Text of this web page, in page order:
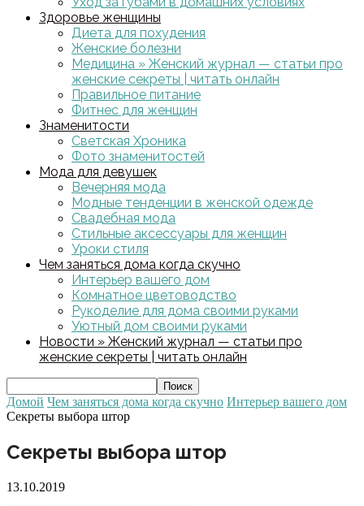
Здоровье женщины
Диета для похудения
Женские болезни
Медицина » Женский журнал — статьи про
женские секреты | читать онлайн
Правильное питание
Фитнес для женщин
Знаменитости
Светская Хроника
Фото знаменитостей
Мода для девушек
Вечерняя мода
Модные тенденции в женской одежде
Свадебная мода
Стильные аксессуары для женщин
Уроки стиля
Чем заняться дома когда скучно
Интерьер вашего дом
Комнатное цветоводство
Рукоделие для дома своими руками
Уютный дом своими руками
Новости » Женский журнал — статьи про
женские секреты | читать онлайн
Домой Чем заняться дома когда скучно Интерьер вашего дом
Секреты выбора штор
Секреты выбора штор
13.10.2019